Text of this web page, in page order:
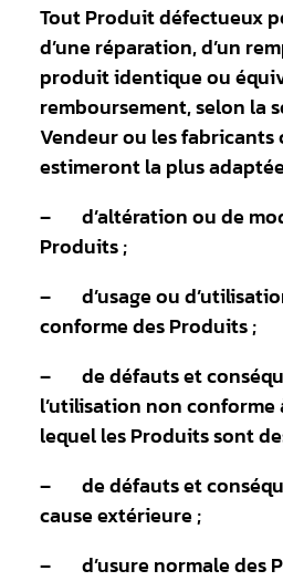
Tout Produit défectueux
d’une réparation, d’un
produit identique ou
remboursement, selon la
Vendeur ou les fabricants
estimeront la plus
– d’altération ou de
Produits ;
– d’usage ou
conforme des Produits ;
– de défauts et
l’utilisation non conforme
lequel les Produits sont
– de défauts et
cause extérieure ;
– d’usure normale des